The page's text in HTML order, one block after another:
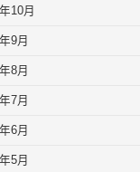
10月
9月
8月
7月
6月
5月